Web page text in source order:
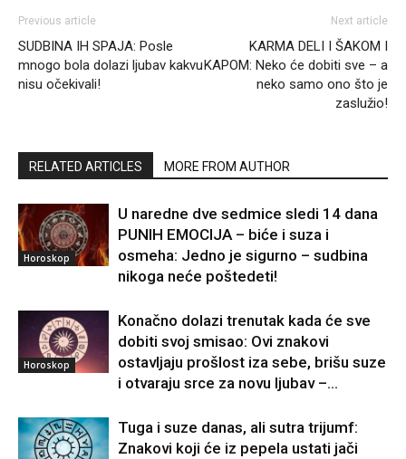
Previous article
SUDBINA IH SPAJA: Posle
mnogo bola dolazi ljubav kakvu
nisu očekivali!
Next article
KARMA DELI I ŠAKOM I
KAPOM: Neko će dobiti sve – a
neko samo ono što je
zaslužio!
RELATED ARTICLES MORE FROM AUTHOR
Horoskop
U naredne dve sedmice sledi 14 dana
PUNIH EMOCIJA – biće i suza i
osmeha: Jedno je sigurno – sudbina
nikoga neće poštedeti!
Horoskop
Konačno dolazi trenutak kada će sve
dobiti svoj smisao: Ovi znakovi
ostavljaju prošlost iza sebe, brišu suze
i otvaraju srce za novu ljubav –...
Tuga i suze danas, ali sutra trijumf:
Znakovi koji će iz pepela ustati jači